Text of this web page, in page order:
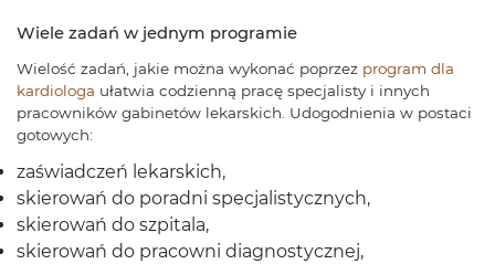
Wiele zadań w jednym programie
Wielość zadań, jakie można wykonać poprzez program dla
kardiologa ułatwia codzienną pracę specjalisty i innych
pracowników gabinetów lekarskich. Udogodnienia w postaci
gotowych:
zaświadczeń lekarskich,
skierowań do poradni specjalistycznych,
skierowań do szpitala,
skierowań do pracowni diagnostycznej,